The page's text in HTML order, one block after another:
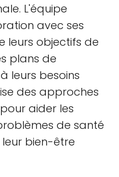
L'équipe
avec ses
leurs objectifs de
plans de
leurs besoins
des approches
aider les
de santé
bien-être